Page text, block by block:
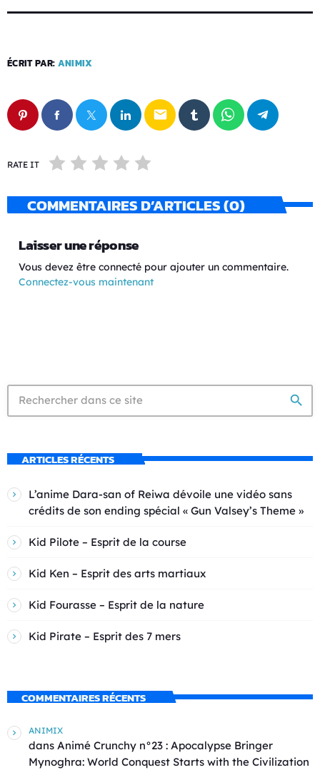
ÉCRIT PAR: ANIMIX
email
RATE IT
COMMENTAIRES D’ARTICLES (0)
Laisser une réponse
Vous devez être connecté pour ajouter un commentaire.
Connectez-vous maintenant
search
ARTICLES RÉCENTS
L’anime Dara-san of Reiwa dévoile une vidéo sans
crédits de son ending spécial « Gun Valsey’s Theme »
Kid Pilote – Esprit de la course
Kid Ken – Esprit des arts martiaux
Kid Fourasse – Esprit de la nature
Kid Pirate – Esprit des 7 mers
COMMENTAIRES RÉCENTS
ANIMIX
dans Animé Crunchy n°23 : Apocalypse Bringer
Mynoghra: World Conquest Starts with the Civilization